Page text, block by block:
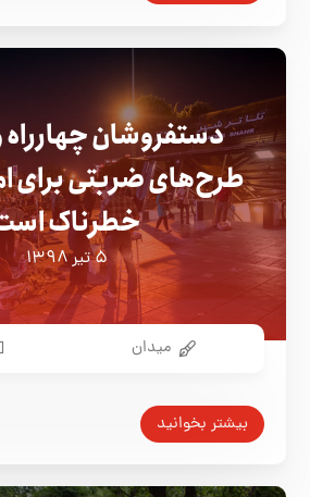
دستفروشان
طرح‌های ضربتی برای
خطرناک
۵ تیر ۱۳۹۸
میدان
بیشتر بخوانید